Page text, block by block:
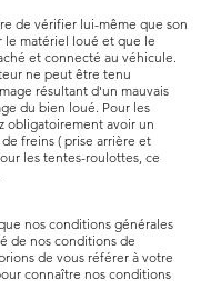
de vérifier lui-même que son
matériel loué et que le
et connecté au véhicule.
ne peut être tenu
résultant d'un mauvais
du bien loué. Pour les
obligatoirement avoir un
freins ( prise arrière et
les tentes-roulottes, ce
nos conditions générales
de nos conditions de
de vous référer à votre
connaître nos conditions